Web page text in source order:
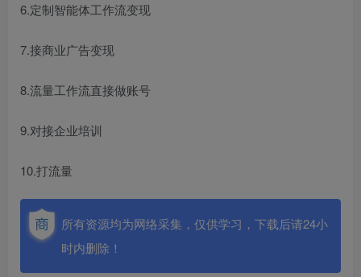
6.定制智能体工作流变现
7.接商业广告变现
8.流量工作流直接做账号
9.对接企业培训
10.打流量
所有资源均为网络采集，仅供学习，下载后请24小
时内删除！